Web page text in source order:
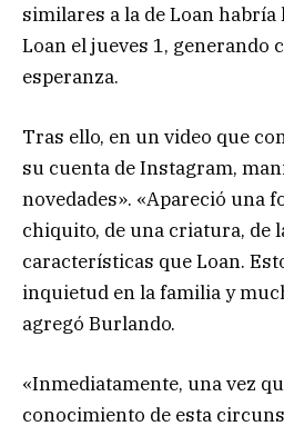
similares a la de Loan habría
Loan el jueves 1, generando
esperanza.
Tras ello, en un video que
su cuenta de Instagram,
novedades». «Apareció una
chiquito, de una criatura, de
características que Loan.
inquietud en la familia y
agregó Burlando.
«Inmediatamente, una vez
conocimiento de esta